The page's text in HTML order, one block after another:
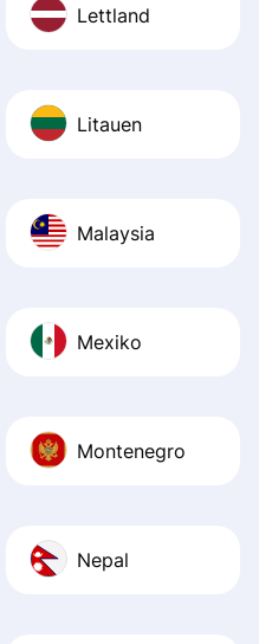
Lettland
Litauen
Malaysia
Mexiko
Montenegro
Nepal